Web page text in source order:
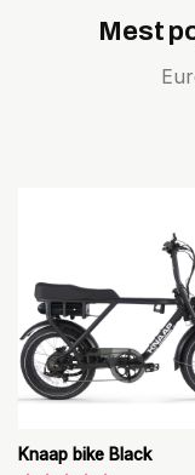
Mest
Knaap bike Black